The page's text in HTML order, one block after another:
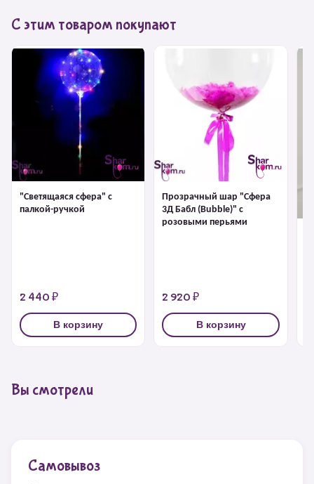
С этим товаром покупают
"Светящаяся сфера" с
палкой-ручкой
2 440 ₽
В корзину
Прозрачный шар "Сфера
3Д Бабл (Bubble)" с
розовыми перьями
2 920 ₽
В корзину
Вы смотрели
Самовывоз